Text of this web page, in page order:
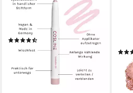
Lidschatten Eyeshadow,
Praktische Stiftform, cremige
Textur, langanhaltend, vegan
17,90 €
(1.790,00 €/ 100 g)
lieferbar - in 3-4 Werktagen bei dir
+5
ab